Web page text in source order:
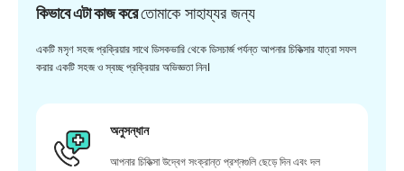
কিভাবে এটা কাজ করেতোমাকে সাহায্যর জন্য
একটি মসৃণ সহজ প্রক্রিয়ার সাথে ডিসকভারি থেকে ডিসচার্জ পর্যন্ত আপনার চিকিত্সার যাত্রা সফল
করার একটি সহজ ও স্বচ্ছ প্রক্রিয়ার অভিজ্ঞতা নিন।
অনুসন্ধান
আপনার চিকিত্সা উদ্বেগ সংক্রান্ত প্রশ্নগুলি ছেড়ে দিন এবং দল